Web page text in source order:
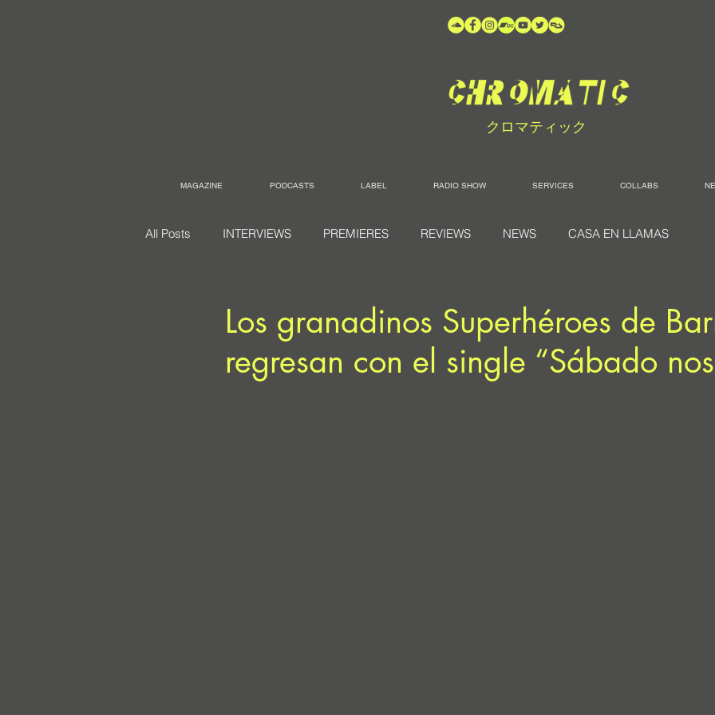
クロマティック
MAGAZINE PODCASTS LABEL RADIO SHOW SERVICES COLLABS
All Posts INTERVIEWS PREMIERES REVIEWS NEWS CASA EN LLAMAS
Los granadinos Superhéroes de
regresan con el single “Sábado